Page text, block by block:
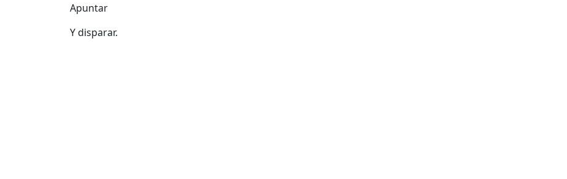
Apuntar
Y disparar.